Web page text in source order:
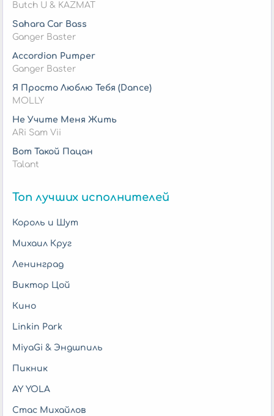
Butch U & KAZMAT
Sahara Car Bass
Ganger Baster
Accordion Pumper
Ganger Baster
Я Просто Люблю Тебя (Dance)
MOLLY
Не Учите Меня Жить
ARi Sam Vii
Вот Такой Пацан
Talant
Топ лучших исполнителей
Король и Шут
Михаил Круг
Ленинград
Виктор Цой
Кино
Linkin Park
MiyaGi & Эндшпиль
Пикник
AY YOLA
Стас Михайлов